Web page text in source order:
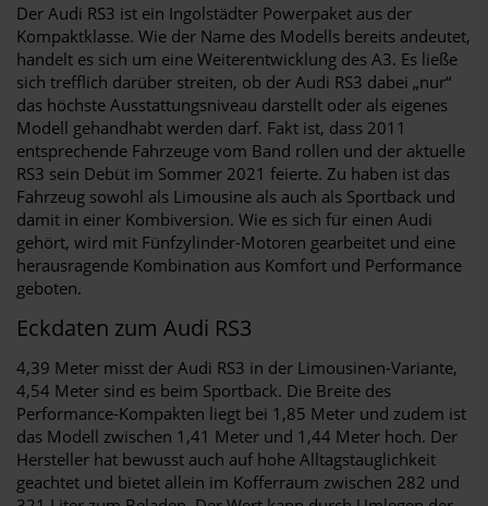
Der Audi RS3 ist ein Ingolstädter Powerpaket aus der
Kompaktklasse. Wie der Name des Modells bereits andeutet,
handelt es sich um eine Weiterentwicklung des A3. Es ließe
sich trefflich darüber streiten, ob der Audi RS3 dabei „nur“
das höchste Ausstattungsniveau darstellt oder als eigenes
Modell gehandhabt werden darf. Fakt ist, dass 2011
entsprechende Fahrzeuge vom Band rollen und der aktuelle
RS3 sein Debüt im Sommer 2021 feierte. Zu haben ist das
Fahrzeug sowohl als Limousine als auch als Sportback und
damit in einer Kombiversion. Wie es sich für einen Audi
gehört, wird mit Fünfzylinder-Motoren gearbeitet und eine
herausragende Kombination aus Komfort und Performance
geboten.
Eckdaten zum Audi RS3
4,39 Meter misst der Audi RS3 in der Limousinen-Variante,
4,54 Meter sind es beim Sportback. Die Breite des
Performance-Kompakten liegt bei 1,85 Meter und zudem ist
das Modell zwischen 1,41 Meter und 1,44 Meter hoch. Der
Hersteller hat bewusst auch auf hohe Alltagstauglichkeit
geachtet und bietet allein im Kofferraum zwischen 282 und